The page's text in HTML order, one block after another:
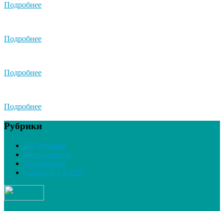
Подробнее
Подробнее
Подробнее
Подробнее
Рубрики
Без рубрики
Мероприятия
Объявление
События в УчКО